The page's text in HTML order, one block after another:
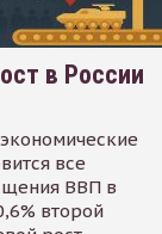
в России
все
ВВП в
второй